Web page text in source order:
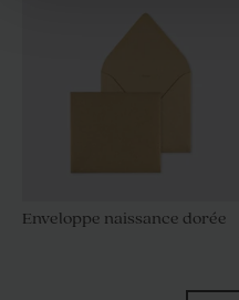
Enveloppe naissance dorée